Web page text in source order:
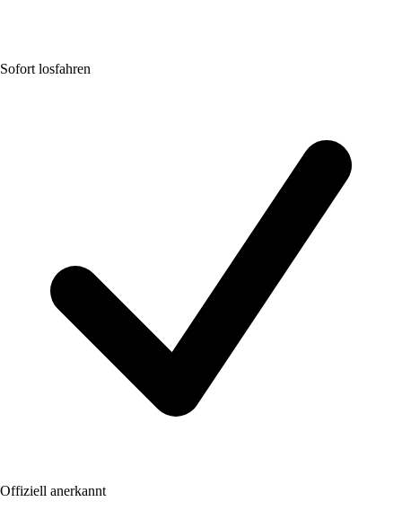
Sofort losfahren
Offiziell anerkannt